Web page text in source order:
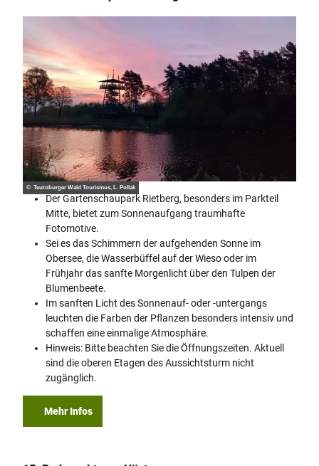
© Teutoburger Wald Tourismus, L. Pollak
Der Gartenschaupark Rietberg, besonders im Parkteil
Mitte, bietet zum Sonnenaufgang traumhafte
Fotomotive.
Sei es das Schimmern der aufgehenden Sonne im
Obersee, die Wasserbüffel auf der Wieso oder im
Frühjahr das sanfte Morgenlicht über den Tulpen der
Blumenbeete.
Im sanften Licht des Sonnenauf- oder -untergangs
leuchten die Farben der Pflanzen besonders intensiv und
schaffen eine einmalige Atmosphäre.
Hinweis: Bitte beachten Sie die Öffnungszeiten. Aktuell
sind die oberen Etagen des Aussichtsturm nicht
zugänglich.
Mehr Infos